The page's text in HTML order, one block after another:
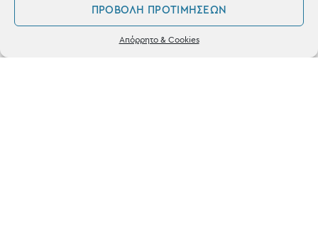
ΠΡΟΒΟΛΉ ΠΡΟΤΙΜΉΣΕΩΝ
Απόρρητο & Cookies
2421 217300
0